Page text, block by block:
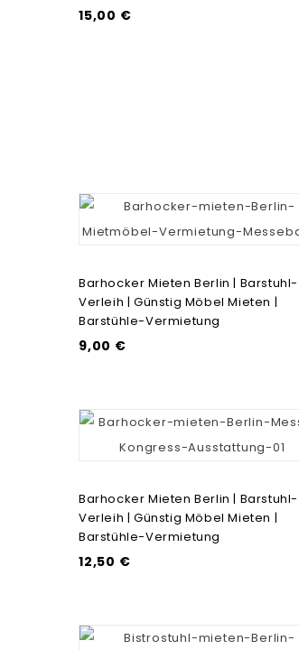
15,00 €
Barhocker Mieten Berlin | Barstuhl-
Verleih | Günstig Möbel Mieten |
Barstühle-Vermietung
9,00 €
Barhocker Mieten Berlin | Barstuhl-
Verleih | Günstig Möbel Mieten |
Barstühle-Vermietung
12,50 €